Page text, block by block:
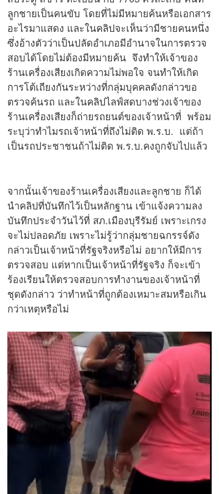
ลูกชายเป็นคนขับ โดยที่ไม่มีหมายค้นหรือเอกสาร
อะไรมาแสดง และในคลิปจะเห็นว่ามีชายคนหนึ่ง
ซึ่งอ้างตัวว่าเป็นปลัดอำเภอมีอำนาจในการตรวจ
สอบได้โดยไม่ต้องมีหมายค้น จึงทำให้เจ้าของ
ร้านเครื่องเสียงเกิดความไม่พอใจ จนทำให้เกิด
การโต้เถียงกันระหว่างที่กลุ่มบุคคลดังกล่าวขอ
ตรวจค้นรถ และในคลิปไลฟ์สดบางช่วงเจ้าของ
ร้านเครื่องเสียงก็ถ่ายรถยนต์ของเจ้าหน้าที่ พร้อม
ระบุว่าทำไมรถเจ้าหน้าที่ถึงไม่ติด พ.ร.บ. แต่ถ้า
เป็นรถประชาชนถ้าไม่ติด พ.ร.บ.คงถูกจับไปแล้ว
จากนั้นเจ้าของร้านเครื่องเสียงและลูกชาย ก็ได้
นำคลิปที่บันทึกไว้เป็นหลักฐาน เข้าแจ้งความลง
บันทึกประจำวันไว้ที่ สภ.เมืองบุรีรัมย์ เพราะเกรง
จะไม่ปลอดภัย เพราะไม่รู้ว่ากลุ่มชายฉกรรจ์ดัง
กล่าวเป็นเจ้าหน้าที่รัฐจริงหรือไม่ อยากให้มีการ
ตรวจสอบ แต่หากเป็นเจ้าหน้าที่รัฐจริง ก็จะเข้า
ร้องเรียนให้ตรวจสอบการทำงานของเจ้าหน้าที่
ชุดดังกล่าว ว่าทำหน้าที่ถูกต้องเหมาะสมหรือเกิน
กว่าเหตุหรือไม่